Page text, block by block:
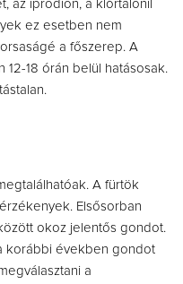
az iprodion, a klórtalonil
ez esetben nem
a főszerep. A
18 órán belül hatásosak.
A fürtök
Elsősorban
okoz jelentős gondot.
korábbi években gondot
a